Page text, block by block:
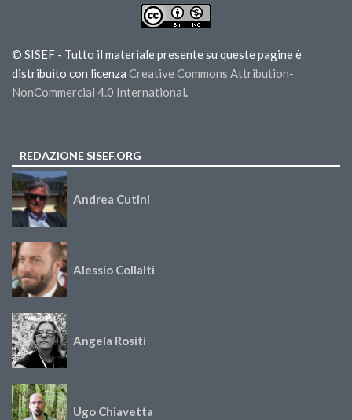
© SISEF - Tutto il materiale presente su queste pagine è
distribuito con licenza Creative Commons Attribution-
NonCommercial 4.0 International.
REDAZIONE SISEF.ORG
Andrea Cutini
Alessio Collalti
Angela Rositi
Ugo Chiavetta